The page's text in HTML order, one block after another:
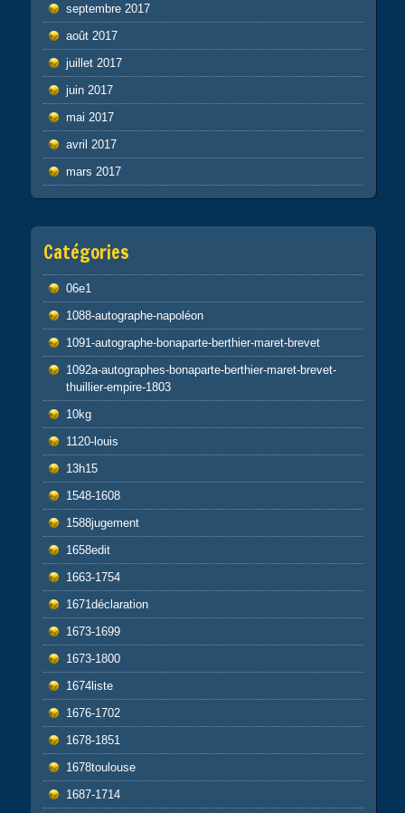
septembre 2017
août 2017
juillet 2017
juin 2017
mai 2017
avril 2017
mars 2017
Catégories
06e1
1088-autographe-napoléon
1091-autographe-bonaparte-berthier-maret-brevet
1092a-autographes-bonaparte-berthier-maret-brevet-
thuillier-empire-1803
10kg
1120-louis
13h15
1548-1608
1588jugement
1658edit
1663-1754
1671déclaration
1673-1699
1673-1800
1674liste
1676-1702
1678-1851
1678toulouse
1687-1714